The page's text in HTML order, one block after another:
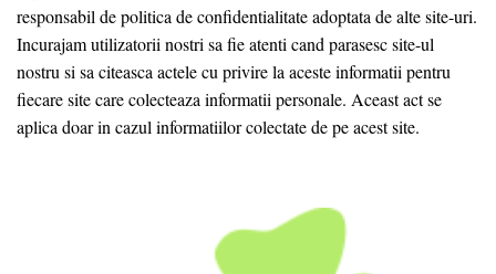
responsabil de politica de confidentialitate adoptata de alte site-uri.
Incurajam utilizatorii nostri sa fie atenti cand parasesc site-ul
nostru si sa citeasca actele cu privire la aceste informatii pentru
fiecare site care colecteaza informatii personale. Aceast act se
aplica doar in cazul informatiilor colectate de pe acest site.